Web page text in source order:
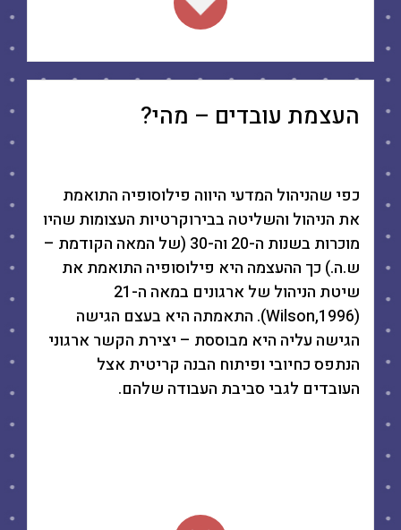
העצמת עובדים – מהי?
כפי שהניהול המדעי היווה פילוסופיה התואמת
את הניהול והשליטה בבירוקרטיות העצומות שהיו
מוכרות בשנות ה-20 וה-30 (של המאה הקודמת –
ש.ה.) כך ההעצמה היא פילוסופיה התואמת את
שיטת הניהול של ארגונים במאה ה-21
(1996,Wilson). התאמתה היא בעצם הגישה
הגישה עליה היא מבוססת – יצירת הקשר ארגוני
הנתפס כחיובי ופיתוח הבנה קריטית אצל
העובדים לגבי סביבת העבודה שלהם.